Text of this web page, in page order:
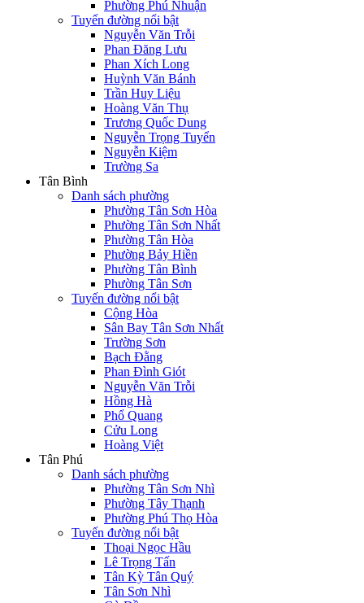
Phường Phú Nhuận
Tuyến đường nổi bật
Nguyễn Văn Trỗi
Phan Đăng Lưu
Phan Xích Long
Huỳnh Văn Bánh
Trần Huy Liệu
Hoàng Văn Thụ
Trương Quốc Dung
Nguyễn Trọng Tuyển
Nguyễn Kiệm
Trường Sa
Tân Bình
Danh sách phường
Phường Tân Sơn Hòa
Phường Tân Sơn Nhất
Phường Tân Hòa
Phường Bảy Hiền
Phường Tân Bình
Phường Tân Sơn
Tuyến đường nổi bật
Cộng Hòa
Sân Bay Tân Sơn Nhất
Trường Sơn
Bạch Đằng
Phan Đình Giót
Nguyễn Văn Trỗi
Hồng Hà
Phổ Quang
Cửu Long
Hoàng Việt
Tân Phú
Danh sách phường
Phường Tân Sơn Nhì
Phường Tây Thạnh
Phường Phú Thọ Hòa
Tuyến đường nổi bật
Thoại Ngọc Hầu
Lê Trọng Tấn
Tân Kỳ Tân Quý
Tân Sơn Nhì